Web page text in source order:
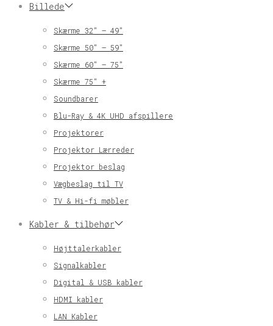
Billede
Skærme 32″ – 49″
Skærme 50″ – 59″
Skærme 60″ – 75″
Skærme 75″ +
Soundbarer
Blu-Ray & 4K UHD afspillere
Projektorer
Projektor Lærreder
Projektor beslag
Vægbeslag til TV
TV & Hi-fi møbler
Kabler & tilbehør
Højttalerkabler
Signalkabler
Digital & USB kabler
HDMI kabler
LAN Kabler